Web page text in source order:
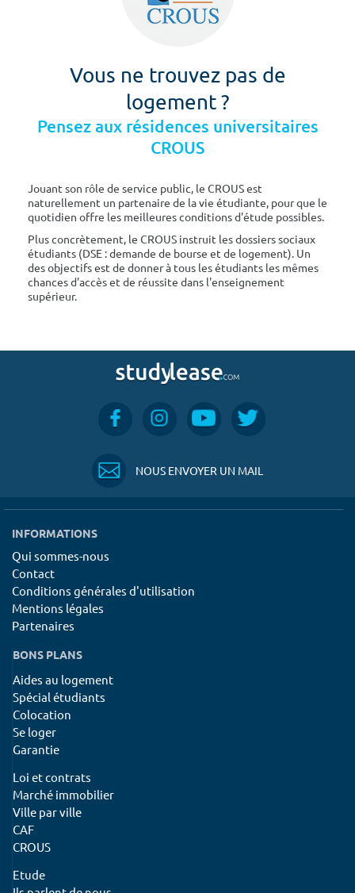
Vous ne trouvez pas de
logement ?
Pensez aux résidences universitaires
CROUS
Jouant son rôle de service public, le CROUS est
naturellement un partenaire de la vie étudiante, pour que le
quotidien offre les meilleures conditions d'étude possibles.
Plus concrètement, le CROUS instruit les dossiers sociaux
étudiants (DSE : demande de bourse et de logement). Un
des objectifs est de donner à tous les étudiants les mêmes
chances d'accès et de réussite dans l'enseignement
supérieur.
NOUS ENVOYER UN MAIL
INFORMATIONS
Qui sommes-nous
Contact
Conditions générales d'utilisation
Mentions légales
Partenaires
BONS PLANS
Aides au logement
Spécial étudiants
Colocation
Se loger
Garantie
Loi et contrats
Marché immobilier
Ville par ville
CAF
CROUS
Etude